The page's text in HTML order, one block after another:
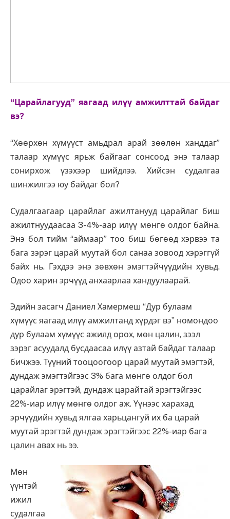
“Царайлагууд” яагаад илүү амжилттай байдаг
вэ?
“Хөөрхөн хүмүүст амьдрал арай зөөлөн ханддаг”
талаар хүмүүс ярьж байгааг сонсоод энэ талаар
сонирхож үзэхээр шийдлээ. Хийсэн судалгаа
шинжилгээ юу байдаг бол?
Судалгаагаар царайлаг ажилтанууд царайлаг биш
ажилтнуудаасаа 3-4%-аар илүү мөнгө олдог байна.
Энэ бол тийм “аймаар” тоо биш бөгөөд хэрвээ та
бага зэрэг царай муутай бол санаа зовоод хэрэггүй
байх нь. Гэхдээ энэ зөвхөн эмэгтэйчүүдийн хувьд.
Одоо харин эрчүүд анхаарлаа хандуулаарай.
Эдийн засагч Даниел Хамермеш “Дур булаам
хүмүүс яагаад илүү амжилтанд хүрдэг вэ” номондоо
дур булаам хүмүүс ажилд орох, мөн цалин, зээл
зэрэг асуудалд бусдаасаа илүү азтай байдаг талаар
бичжээ. Түүний тооцоогоор царай муутай эмэгтэй,
дундаж эмэгтэйгээс 3% бага мөнгө олдог бол
царайлаг эрэгтэй, дундаж царайтай эрэгтэйгээс
22%-иар илүү мөнгө олдог аж. Үүнээс харахад
эрчүүдийн хувьд ялгаа харьцангуй их ба царай
муутай эрэгтэй дундаж эрэгтэйгээс 22%-иар бага
цалин авах нь ээ.
Мөн
үүнтэй
ижил
судалгаа